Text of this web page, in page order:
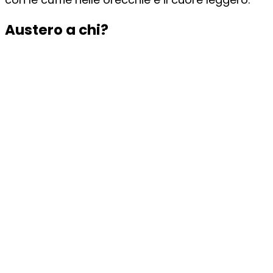
Austero a chi?